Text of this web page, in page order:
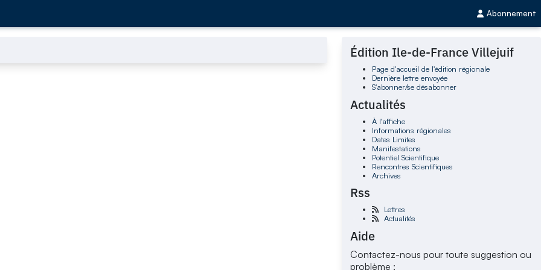
Abonnement
Édition Ile-de-France Villejuif
Page d'accueil de l'édition régionale
Dernière lettre envoyée
S'abonner/se désabonner
Actualités
À l'affiche
Informations régionales
Dates Limites
Manifestations
Potentiel Scientifique
Rencontres Scientifiques
Archives
Rss
Lettres
Actualités
Aide
Contactez-nous pour toute suggestion ou
problème :